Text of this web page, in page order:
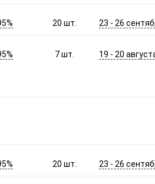
20шт. 23 - 26
7шт. 19 - 20
20шт. 23 - 26